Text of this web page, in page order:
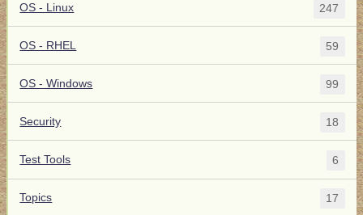
OS - Linux 247
OS - RHEL 59
OS - Windows 99
Security 18
Test Tools 6
Topics 17